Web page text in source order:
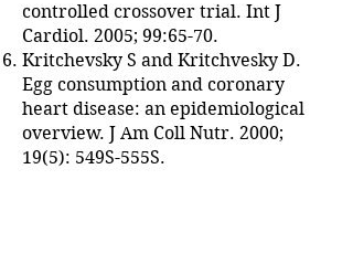
controlled crossover trial. Int J
Cardiol. 2005; 99:65-70.
Kritchevsky S and Kritchvesky D.
Egg consumption and coronary
heart disease: an epidemiological
overview. J Am Coll Nutr. 2000;
19(5): 549S-555S.